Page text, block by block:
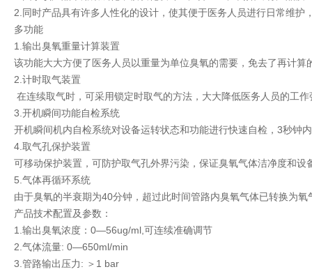
2.同时产品具有许多人性化的设计，使其便于医务人员进行日常维
多功能
1.输出臭氧重量计算装置
该功能大大方便了医务人员以重量为单位臭氧的需要，免去了再计算
2.计时取气装置
在连续取气时，可采用锁定时取气的方法，大大降低医务人员的工
3.开机瞬间功能自检系统
开机瞬间机内自检系统对设备运转状态和功能进行快速自检，3秒钟
4.取气孔保护装置
可移动保护装置，可防护取气孔外界污染，保证臭氧气体洁净度和设
5.气体再循环系统
由于臭氧的半衰期为40分钟，超过此时间管路内臭氧气体已转换为
产品技术配置及参数：
1.输出臭氧浓度：0—56ug/ml,可连续准确调节
2.气体流量: 0—650ml/min
3.管路输出压力: ＞1 bar